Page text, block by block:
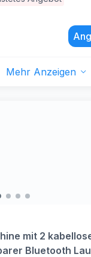
Laufzeit -
Mehr Anzeigen
mit 2
Bluetooth